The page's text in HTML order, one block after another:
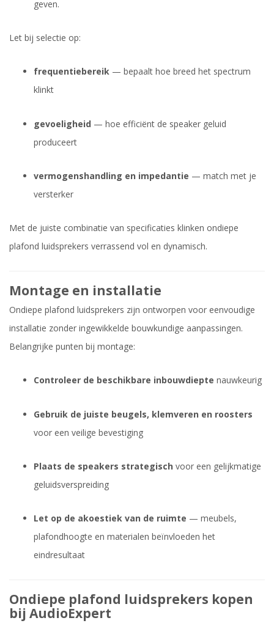
geven.
Let bij selectie op:
frequentiebereik — bepaalt hoe breed het spectrum
klinkt
gevoeligheid — hoe efficiënt de speaker geluid
produceert
vermogenshandling en impedantie — match met je
versterker
Met de juiste combinatie van specificaties klinken ondiepe
plafond luidsprekers verrassend vol en dynamisch.
Montage en installatie
Ondiepe plafond luidsprekers zijn ontworpen voor eenvoudige
installatie zonder ingewikkelde bouwkundige aanpassingen.
Belangrijke punten bij montage:
Controleer de beschikbare inbouwdiepte nauwkeurig
Gebruik de juiste beugels, klemveren en roosters
voor een veilige bevestiging
Plaats de speakers strategisch voor een gelijkmatige
geluidsverspreiding
Let op de akoestiek van de ruimte — meubels,
plafondhoogte en materialen beïnvloeden het
eindresultaat
Ondiepe plafond luidsprekers kopen
bij AudioExpert